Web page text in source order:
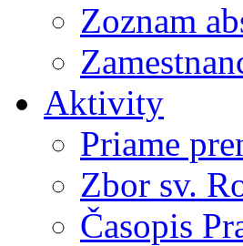
Zoznam
Aktivity
Priame
Zbor sv.
Časopis